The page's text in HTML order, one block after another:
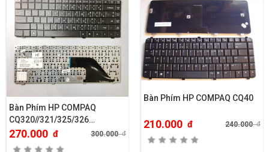
Bàn Phím HP COMPAQ
CQ320//321/325/326…
270.000 đ 300.000đ
Bàn Phím HP COMPAQ CQ40
210.000 đ 240.000đ